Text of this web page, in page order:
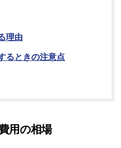
理由
るときの注意点
用の相場